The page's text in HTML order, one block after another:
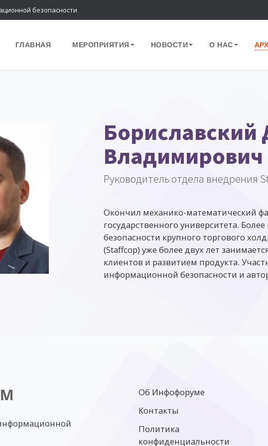
безопасности
ГЛАВНАЯ МЕРОПРИЯТИЯ НОВОСТИ О НАС
Бориславский
Владимирович
Руководитель отдела внедрения
Окончил механико-математический
государственного университета.
безопасности крупного торгового
(Staffcop) уже более двух лет
клиентов и развитием продукта.
информационной безопасности и
Об Инфофоруме
Контакты
Политика
конфиденциальности